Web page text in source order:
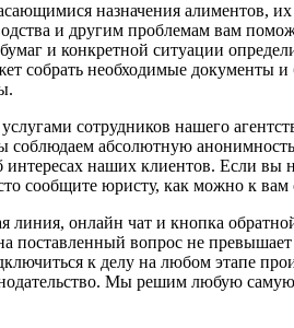
назначения алиментов,
и другим проблемам вам
и конкретной ситуации
собрать необходимые документы и
сотрудников нашего
абсолютную
интересах наших клиентов. Если вы
сообщите юристу, как можно к вам
линия, онлайн чат и кнопка
поставленный вопрос не
к делу на любом этапе
Мы решим любую